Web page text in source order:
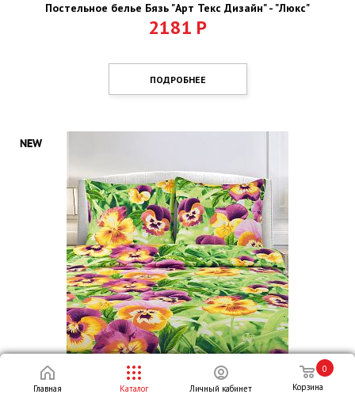
Постельное белье Бязь "Арт Текс Дизайн" - "Люкс"
2181 Р
ПОДРОБНЕЕ
Главная Каталог Личный кабинет
0
Корзина